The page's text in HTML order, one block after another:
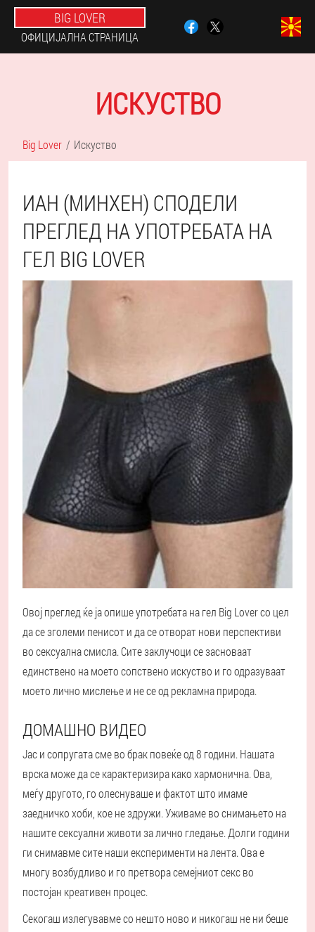
BIG LOVER
ОФИЦИЈАЛНА СТРАНИЦА
ИСКУСТВО
Big Lover Искуство
ИАН (МИНХЕН) СПОДЕЛИ
ПРЕГЛЕД НА УПОТРЕБАТА НА
ГЕЛ BIG LOVER
Овој преглед ќе ја опише употребата на гел Big Lover со цел
да се зголеми пенисот и да се отворат нови перспективи
во сексуална смисла. Сите заклучоци се засноваат
единствено на моето сопствено искуство и го одразуваат
моето лично мислење и не се од рекламна природа.
ДОМАШНО ВИДЕО
Јас и сопругата сме во брак повеќе од 8 години. Нашата
врска може да се карактеризира како хармонична. Ова,
меѓу другото, го олеснуваше и фактот што имаме
заедничко хоби, кое не здружи. Уживаме во снимањето на
нашите сексуални животи за лично гледање. Долги години
ги снимавме сите наши експерименти на лента. Ова е
многу возбудливо и го претвора семејниот секс во
постојан креативен процес.
Секогаш излегувавме со нешто ново и никогаш не ни беше